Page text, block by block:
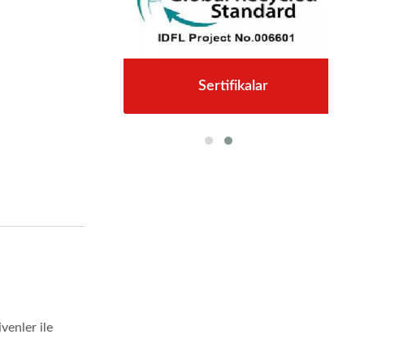
ile
Sertifikalar